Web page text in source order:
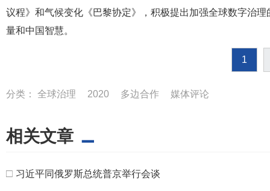
议程》和气候变化《巴黎协定》，积极提出加强全球数字治
量和中国智慧。
1
分类： 全球治理 2020 多边合作 媒体评论
相关文章
□ 习近平同俄罗斯总统普京举行会谈